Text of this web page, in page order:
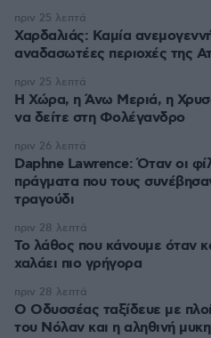
Χαρδαλιάς: Καμία
αναδασωτέες περιοχές της
πριν 25 λεπτά
Η Χώρα, η Άνω Μεριά, η
να δείτε στη Φολέγανδρο
πριν 25 λεπτά
Daphne Lawrence: Όταν οι
πράγματα που τους
τραγούδι
πριν 26 λεπτά
Το λάθος που κάνουμε όταν
χαλάει πιο γρήγορα
πριν 28 λεπτά
Ο Οδυσσέας ταξίδευε με
του Νόλαν και η αληθινή
πριν 28 λεπτά